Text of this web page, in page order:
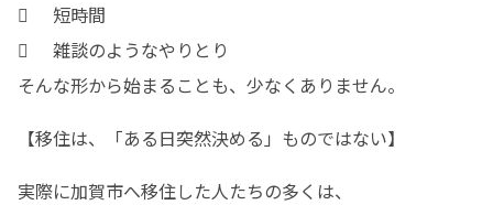
	短時間
	雑談のようなやりとり
そんな形から始まることも、少なくありません。
【移住は、「ある日突然決める」ものではない】
実際に加賀市へ移住した人たちの多くは、